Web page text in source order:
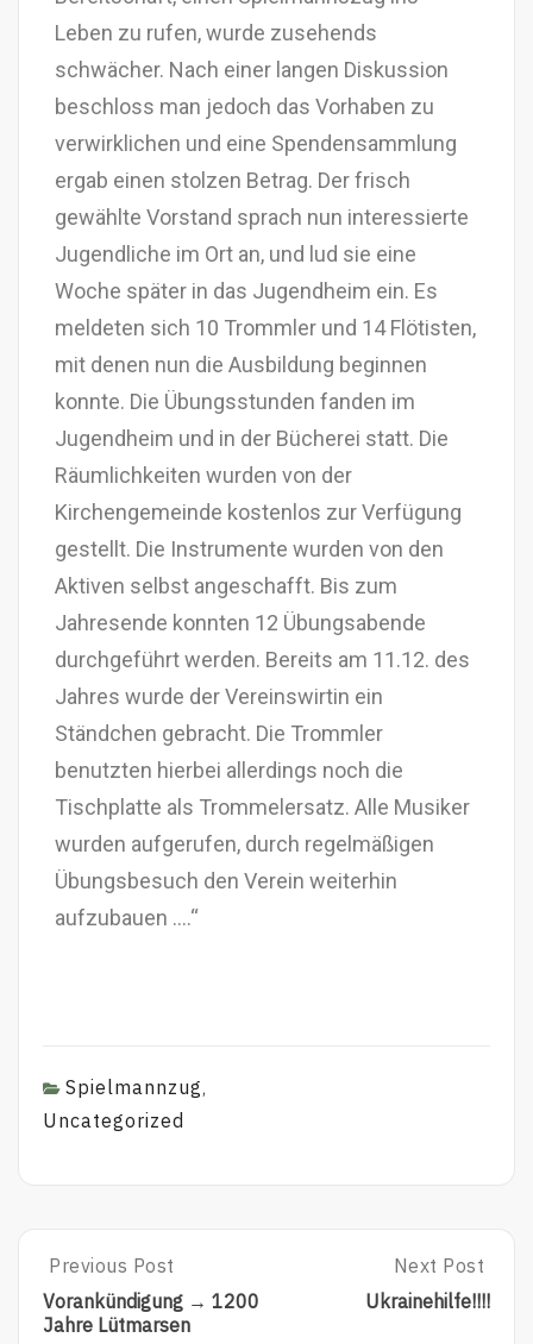
Leben zu rufen, wurde zusehends
schwächer. Nach einer langen Diskussion
beschloss man jedoch das Vorhaben zu
verwirklichen und eine Spendensammlung
ergab einen stolzen Betrag. Der frisch
gewählte Vorstand sprach nun interessierte
Jugendliche im Ort an, und lud sie eine
Woche später in das Jugendheim ein. Es
meldeten sich 10 Trommler und 14 Flötisten,
mit denen nun die Ausbildung beginnen
konnte. Die Übungsstunden fanden im
Jugendheim und in der Bücherei statt. Die
Räumlichkeiten wurden von der
Kirchengemeinde kostenlos zur Verfügung
gestellt. Die Instrumente wurden von den
Aktiven selbst angeschafft. Bis zum
Jahresende konnten 12 Übungsabende
durchgeführt werden. Bereits am 11.12. des
Jahres wurde der Vereinswirtin ein
Ständchen gebracht. Die Trommler
benutzten hierbei allerdings noch die
Tischplatte als Trommelersatz. Alle Musiker
wurden aufgerufen, durch regelmäßigen
Übungsbesuch den Verein weiterhin
aufzubauen ….“
Spielmannzug,
Uncategorized
Previous Post
Vorankündigung → 1200
Jahre Lütmarsen
Next Post
Ukrainehilfe!!!!